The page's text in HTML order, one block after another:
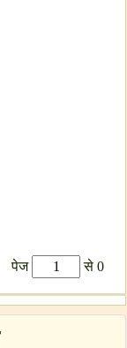
पेज से 0